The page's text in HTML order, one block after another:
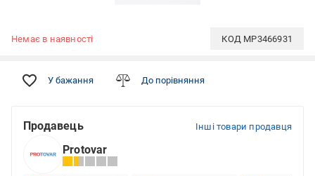
Немає в наявності КОД MP3466931
У бажання До порівняння
Продавець Інші товари продавця
Protovar